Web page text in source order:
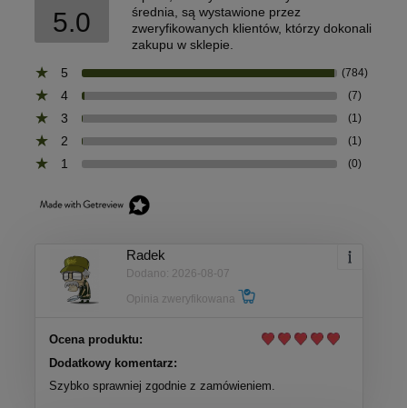
5.0
średnia, są wystawione przez
zweryfikowanych klientów, którzy dokonali
zakupu w sklepie.
5
(784)
4 (7)
3 (1)
2 (1)
1 (0)
Radek
Dodano: 2026-08-07
Opinia zweryfikowana
Ocena produktu:
Dodatkowy komentarz:
Szybko sprawniej zgodnie z zamówieniem.